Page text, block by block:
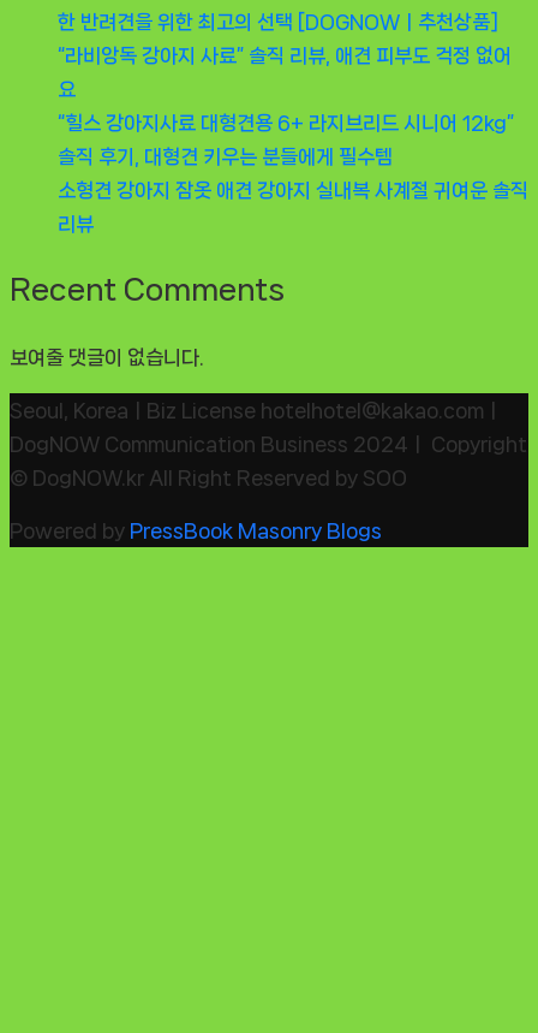
한 반려견을 위한 최고의 선택 [DOGNOWㅣ추천상품]
“라비앙독 강아지 사료” 솔직 리뷰, 애견 피부도 걱정 없어
요
“힐스 강아지사료 대형견용 6+ 라지브리드 시니어 12kg”
솔직 후기, 대형견 키우는 분들에게 필수템
소형견 강아지 잠옷 애견 강아지 실내복 사계절 귀여운 솔직
리뷰
Recent Comments
보여줄 댓글이 없습니다.
Seoul, KoreaㅣBiz License hotelhotel@kakao.comㅣ
DogNOW Communication Business 2024ㅣ Copyright
© DogNOW.kr All Right Reserved by SOO
Powered by PressBook Masonry Blogs